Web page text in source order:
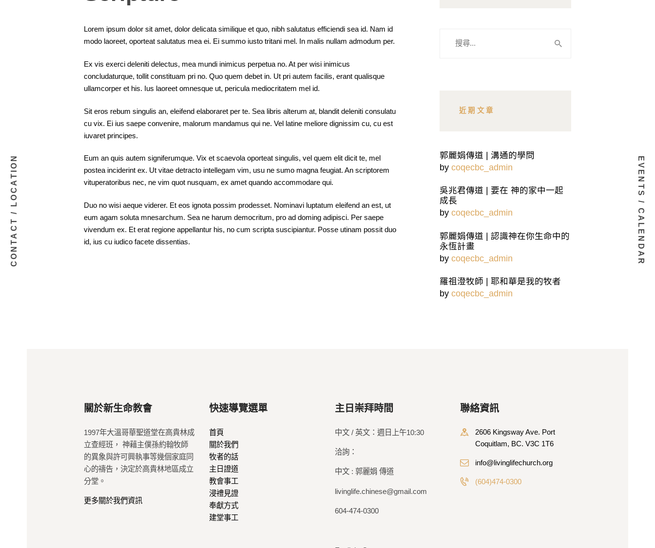
Lorem ipsum dolor sit amet, dolor delicata similique et quo, nibh salutatus efficiendi sea id. Nam id
modo laoreet, oporteat salutatus mea ei. Ei summo iusto tritani mel. In malis nullam admodum per.
Ex vis exerci deleniti delectus, mea mundi inimicus perpetua no. At per wisi inimicus
concludaturque, tollit constituam pri no. Quo quem debet in. Ut pri autem facilis, erant qualisque
ullamcorper et his. Ius laoreet omnesque ut, pericula mediocritatem mel id.
Sit eros rebum singulis an, eleifend elaboraret per te. Sea libris alterum at, blandit deleniti consulatu
cu vix. Ei ius saepe convenire, malorum mandamus qui ne. Vel latine meliore dignissim cu, cu est
iuvaret principes.
Eum an quis autem signiferumque. Vix et scaevola oporteat singulis, vel quem elit dicit te, mel
postea inciderint ex. Ut vitae detracto intellegam vim, usu ne sumo magna feugiat. An scriptorem
vituperatoribus nec, ne vim quot nusquam, ex amet quando accommodare qui.
Duo no wisi aeque viderer. Et eos ignota possim prodesset. Nominavi luptatum eleifend an est, ut
eum agam soluta mnesarchum. Sea ne harum democritum, pro ad doming adipisci. Per saepe
vivendum ex. Et erat regione appellantur his, no cum scripta suscipiantur. Posse utinam possit duo
id, ius cu iudico facete dissentias.
近期文章
郭麗娟傳道 | 溝通的學問
by coqecbc_admin
吳兆君傳道 | 要在 神的家中一起
成長
by coqecbc_admin
郭麗娟傳道 | 認識神在你生命中的
永恆計畫
by coqecbc_admin
羅祖澄牧師 | 耶和華是我的牧者
by coqecbc_admin
關於新生命教會
1997年大溫哥華聖道堂在高貴林成
立查經班， 神藉主僕孫約翰牧師
的異象與許可興執事等幾個家庭同
心的禱告，決定於高貴林地區成立
分堂。
更多關於我們資訊
快速導覽選單
首頁
關於我們
牧者的話
主日證道
教會事工
浸禮見證
奉獻方式
建堂事工
主日崇拜時間
中文 / 英文：週日上午10:30
洽詢：
中文 : 郭麗娟 傳道
livinglife.chinese@gmail.com
604-474-0300
聯絡資訊
2606 Kingsway Ave. Port
Coquitlam, BC. V3C 1T6
info@livinglifechurch.org
(604)474-0300
CONTACT / LOCATION EVENTS / CALENDAR